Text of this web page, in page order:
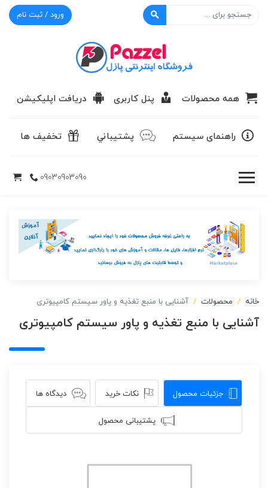
ورود / ثبت نام
همه محصولات پنل کاربری دریافت اپلیکیشن
راهنمای سیستم پشتيباني تخفیف ها
09030903090
خانه محصولات آشنایی با منبع تغذیه و پاور سیستم کامپیوتری
آشنایی با منبع تغذیه و پاور سیستم کامپیوتری
جزئیات محصول نکات خرید دیدگاه ها
پشتیبانی محصول